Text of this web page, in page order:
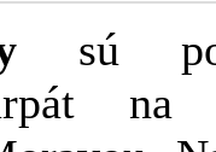
sú
na